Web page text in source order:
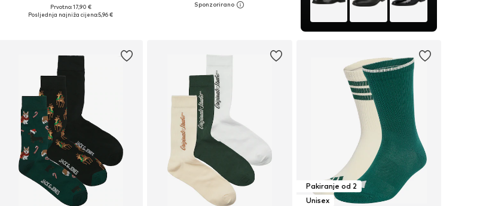
Dostupne veličine: 41-46
Prvotno: 17,90 €
Posljednja najniža cijena:5,96 €
Dostupne veličine: 39-42, 40-46, 43-46
Pakiranje od 2
Unisex